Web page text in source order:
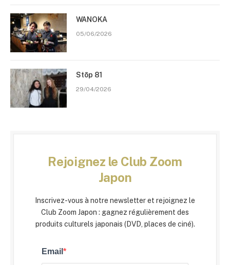
WANOKA
05/06/2026
Stōp 81
29/04/2026
Rejoignez le Club Zoom
Japon
Inscrivez-vous à notre newsletter et rejoignez le
Club Zoom Japon : gagnez régulièrement des
produits culturels japonais (DVD, places de ciné).
Email